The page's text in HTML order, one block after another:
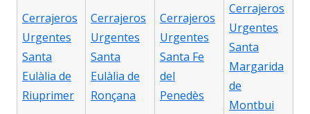
Cerrajeros
Urgentes
Santa
Eulàlia de
Riuprimer
Cerrajeros
Urgentes
Santa
Eulàlia de
Ronçana
Cerrajeros
Urgentes
Santa Fe
del
Penedès
Cerrajeros
Urgentes
Santa
Margarida
de
Montbui